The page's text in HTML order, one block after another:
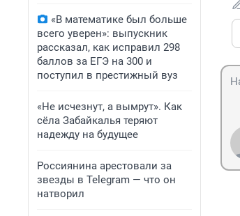
«В математике был больше
всего уверен»: выпускник
рассказал, как исправил 298
баллов за ЕГЭ на 300 и
поступил в престижный вуз
«Не исчезнут, а вымрут». Как
сёла Забайкалья теряют
надежду на будущее
Россиянина арестовали за
звезды в Telegram — что он
натворил